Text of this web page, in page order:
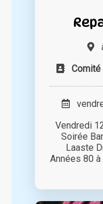
Vendredi
Soirée
Laaste
Années 80 à